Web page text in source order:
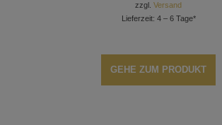
zzgl.Versand
Lieferzeit: 4 – 6 Tage*
GEHE ZUM PRODUKT